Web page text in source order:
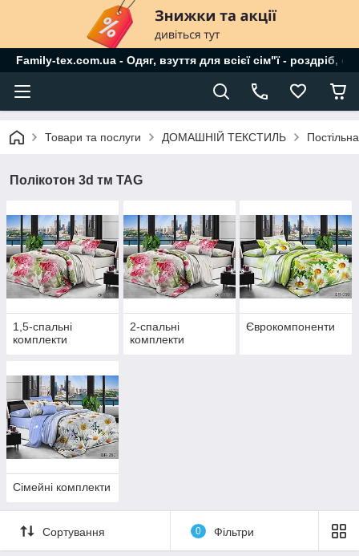
Family-tex.com.ua - Одяг, взуття для всієї сім"ї - роздріб,
Товари та послуги ДОМАШНІЙ ТЕКСТИЛЬ
Полікотон 3d тм TAG
1,5-спальні
комплекти
2-спальні
комплекти
Єврокомпоненти
Сімейні комплекти
Сортування 0 Фільтри